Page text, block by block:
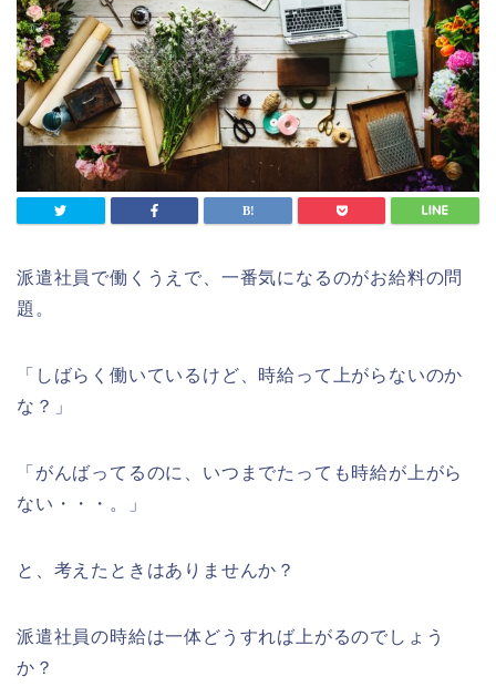
派遣社員で働くうえで、一番気になるのがお給料の問
題。
「しばらく働いているけど、時給って上がらないのか
な？」
「がんばってるのに、いつまでたっても時給が上がら
ない・・・。」
と、考えたときはありませんか？
派遣社員の時給は一体どうすれば上がるのでしょう
か？